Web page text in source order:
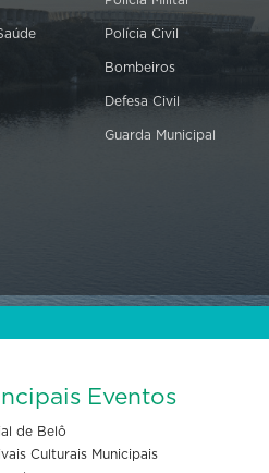
Polícia Civil
Bombeiros
Defesa Civil
Guarda Municipal
Eventos
de Belô
Culturais Municipais